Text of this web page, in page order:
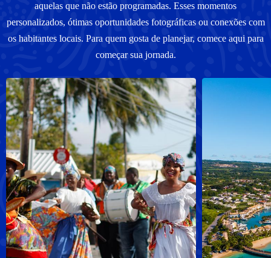
aquelas que não estão programadas. Esses momentos
personalizados, ótimas oportunidades fotográficas ou conexões com
os habitantes locais. Para quem gosta de planejar, comece aqui para
começar sua jornada.